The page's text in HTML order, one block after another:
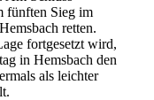
fünften Sieg im
retten.
fortgesetzt wird,
in Hemsbach den
als leichter